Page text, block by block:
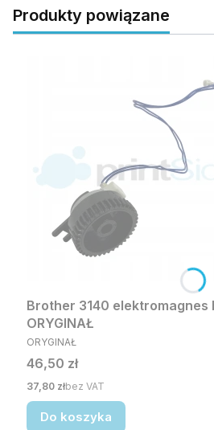
Produkty powiązane
Brother 3140 elektromagnes
ORYGINAŁ
PRODUCENT
ORYGINAŁ
Cena
46,50 zł
Cena
37,80 złbez VAT
Do koszyka